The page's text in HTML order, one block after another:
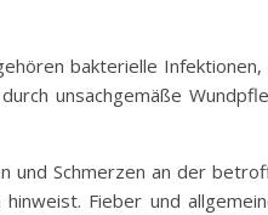
bakterielle
unsachgemäße
und Schmerzen an der
Fieber und